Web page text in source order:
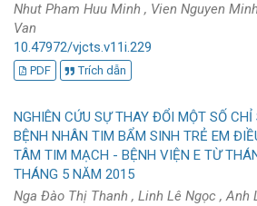
Nhut Pham Huu Minh , Vien Nguyen
Van
10.47972/vjcts.v11i.229
PDF Trích dẫn
NGHIÊN CỨU SỰ THAY ĐỔI MỘT SỐ CHỈ
BỆNH NHÂN TIM BẨM SINH TRẺ EM
TÂM TIM MẠCH - BỆNH VIỆN E TỪ
THÁNG 5 NĂM 2015
Nga Đào Thị Thanh , Linh Lê Ngọc , Anh